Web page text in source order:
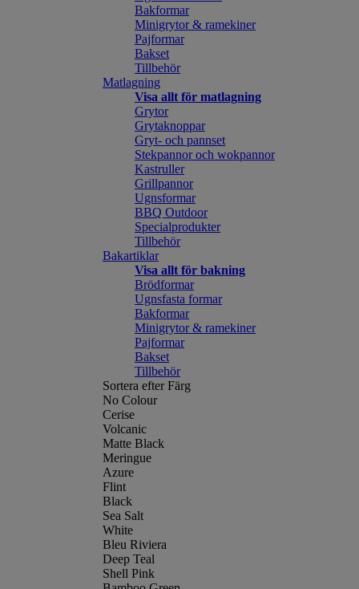
Bakformar
Minigrytor & ramekiner
Pajformar
Bakset
Tillbehör
Matlagning
Visa allt för matlagning
Grytor
Grytaknoppar
Gryt- och pannset
Stekpannor och wokpannor
Kastruller
Grillpannor
Ugnsformar
BBQ Outdoor
Specialprodukter
Tillbehör
Bakartiklar
Visa allt för bakning
Brödformar
Ugnsfasta formar
Bakformar
Minigrytor & ramekiner
Pajformar
Bakset
Tillbehör
Sortera efter Färg
No Colour
Cerise
Volcanic
Matte Black
Meringue
Azure
Flint
Black
Sea Salt
White
Bleu Riviera
Deep Teal
Shell Pink